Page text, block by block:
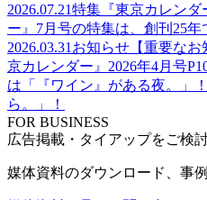
2026.07.21特集 『東京カレン
ー』7月号の特集は、創刊25
2026.03.31 お知らせ 【重要な
京カレンダー』2026年4月号
は「『ワイン』がある夜。」！
ら。」！
FOR BUSINESS
広告掲載・タイアップをご検
媒体資料のダウンロード、事